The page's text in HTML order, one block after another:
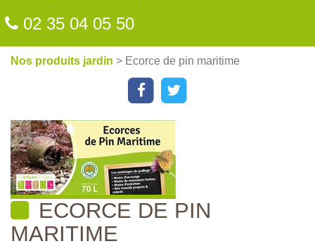
02 35 04 05 50
Nos produits jardin > Ecorce de pin maritime
ECORCE DE PIN
MARITIME